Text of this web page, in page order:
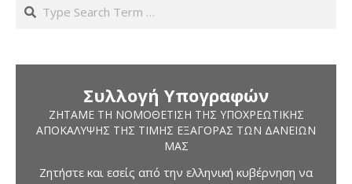
Search
Συλλογή Υπογραφών
ΖΗΤΆΜΕ ΤΗ ΝΟΜΟΘΈΤΙΣΗ ΤΗΣ ΥΠΟΧΡΕΩΤΙΚΉΣ
ΑΠΟΚΆΛΥΨΗΣ ΤΗΣ ΤΙΜΉΣ ΕΞΑΓΟΡΆΣ ΤΩΝ ΔΑΝΕΊΩΝ
ΜΑΣ
Ζητήστε και εσείς από την ελληνική κυβέρνηση να